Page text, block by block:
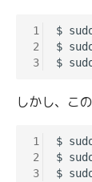
1
2
3
$
$
$
しかし、こ
1
2
3
$
$
$